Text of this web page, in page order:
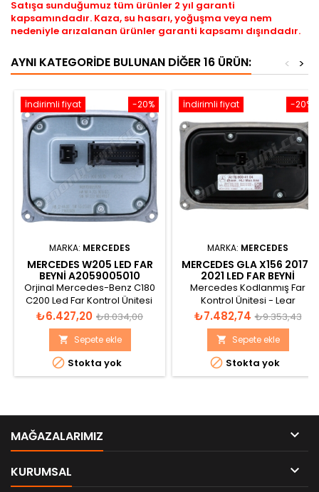
Satışa sunduğumuz tüm ürünler 2 yıl garanti
kapsamındadır. Kaza, su hasarı, yoğuşma veya nem
nedeniyle arızalanan ürünler garanti kapsamı dışındadır.
AYNI KATEGORIDE BULUNAN DIĞER 16 ÜRÜN: >
<
-20%
İndirimli fiyat
MARKA: MERCEDES
MERCEDES W205 LED FAR
BEYNI A2059005010
Orjinal Mercedes-Benz C180
C200 Led Far Kontrol Ünitesi
Katalog görünümü
Fiyat
₺6.427,20 Normal
fiyat
₺8.034,00
 Sepete ekle
 Stokta yok
-20%
İndirimli fiyat
MARKA: MERCEDES
MERCEDES GLA X156 2017-
2021 LED FAR BEYNI
A1769004104
Mercedes Kodlanmış Far
Kontrol Ünitesi - Lear
A1769004104 - 1769004104 -
A176 900 41 04
Fiyat
₺7.482,74 Normal
fiyat
₺9.353,43
 Sepete ekle
 Stokta yok
MAĞAZALARIMIZ 
KURUMSAL 